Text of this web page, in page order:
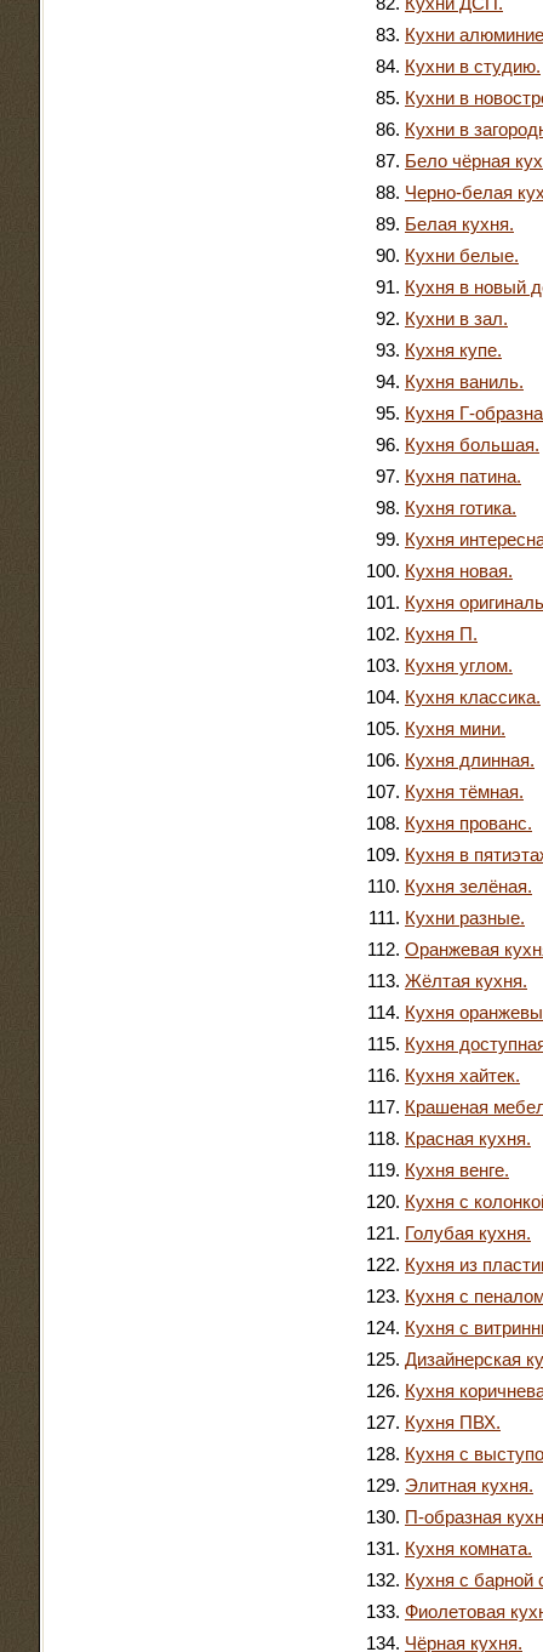
Кухни
Кухни в студию.
Кухни в
Кухни в
Бело чёрная
Черно-белая
Белая кухня.
Кухни белые.
Кухня в новый
Кухни в зал.
Кухня купе.
Кухня ваниль.
Кухня Г-
Кухня большая.
Кухня патина.
Кухня готика.
Кухня
Кухня новая.
Кухня
Кухня П.
Кухня углом.
Кухня классика.
Кухня мини.
Кухня длинная.
Кухня тёмная.
Кухня прованс.
Кухня в
Кухня зелёная.
Кухни разные.
Оранжевая
Жёлтая кухня.
Кухня
Кухня
Кухня хайтек.
Крашеная
Красная кухня.
Кухня венге.
Кухня с
Голубая кухня.
Кухня из
Кухня с
Кухня с
Дизайнерская
Кухня
Кухня ПВХ.
Кухня с
Элитная кухня.
П-образная
Кухня комната.
Кухня с барной
Фиолетовая
Чёрная кухня.